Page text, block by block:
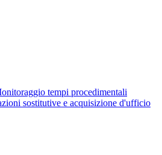
tempi procedimentali
sostitutive e acquisizione d'ufficio